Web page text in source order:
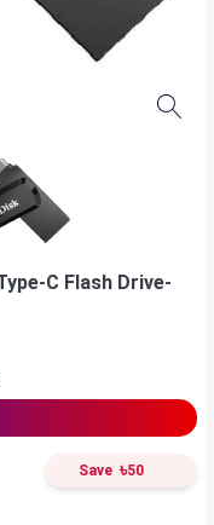
Save ৳50